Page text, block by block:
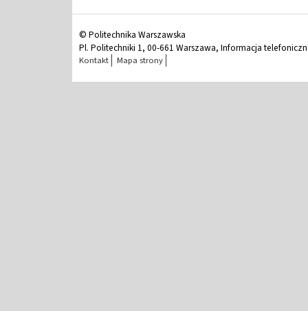
© Politechnika Warszawska
Pl. Politechniki 1, 00-661 Warszawa, Informacja
Kontakt Mapa strony